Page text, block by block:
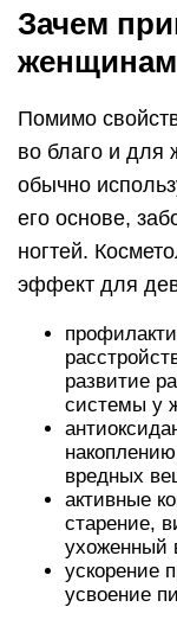
Зачем
женщинам
Помимо
во благо и для
обычно
его основе,
ногтей.
эффект для
развитие
системы у
вредных
активные
старение,
ухоженный
ускорение
усвоение